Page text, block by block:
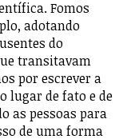
Fomos
adotando
do
transitavam
por escrever a
lugar de fato e de
as pessoas para
de uma forma